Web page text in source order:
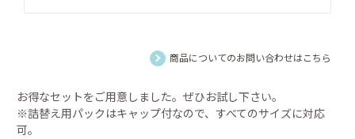
商品についてのお問い合わせはこちら
お得なセットをご用意しました。ぜひお試し下さい。
※詰替え用パックはキャップ付なので、すべてのサイズに対応
可。